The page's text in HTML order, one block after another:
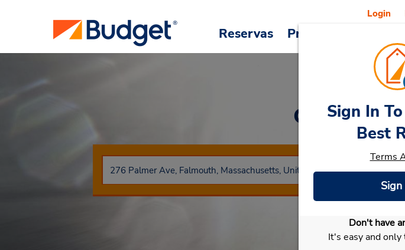
Reservas Promoções
Login
Car Rental
Selecionar
Sign In
Best
Terms
Sign
Don't have
It's easy and